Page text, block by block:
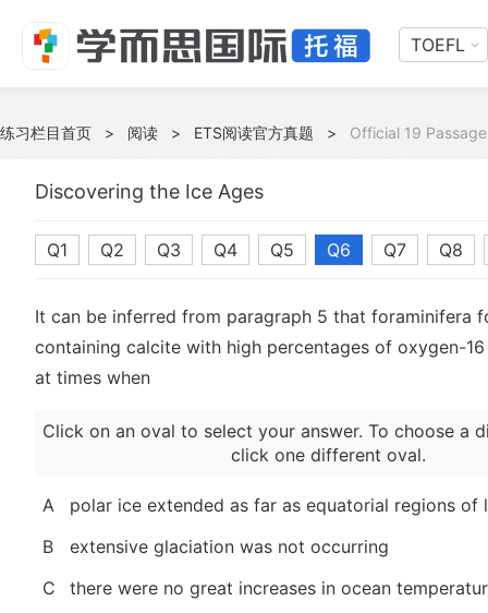
TOEFL
练习栏目首页 > 阅读 > ETS阅读官方真题 > Official 19
Discovering the Ice Ages
Q1 Q2 Q3 Q4 Q5 Q6 Q7 Q8
It can be inferred from paragraph 5 that foraminifera
containing calcite with high percentages of oxygen-
at times when
Click on an oval to select your answer. To choose a
click one different oval.
A
polar ice extended as far as equatorial regions of
B
extensive glaciation was not occurring
C
there were no great increases in ocean